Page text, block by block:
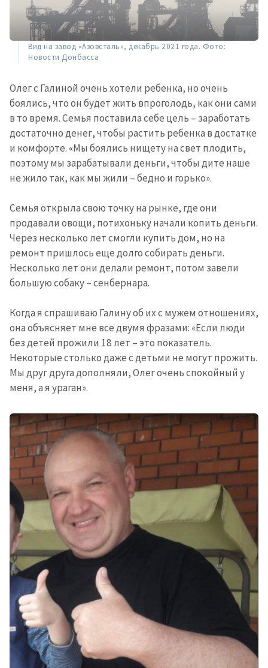
Вид на завод «Азовсталь», декабрь 2021 года. Фото:
Новости Донбасса
Олег с Галиной очень хотели ребенка, но очень
боялись, что он будет жить впроголодь, как они сами
в то время. Семья поставила себе цель – заработать
достаточно денег, чтобы растить ребенка в достатке
и комфорте. «Мы боялись нищету на свет плодить,
поэтому мы зарабатывали деньги, чтобы дите наше
не жило так, как мы жили – бедно и горько».
Семья открыла свою точку на рынке, где они
продавали овощи, потихоньку начали копить деньги.
Через несколько лет смогли купить дом, но на
ремонт пришлось еще долго собирать деньги.
Несколько лет они делали ремонт, потом завели
большую собаку – сенбернара.
Когда я спрашиваю Галину об их с мужем отношениях,
она объясняет мне все двумя фразами: «Если люди
без детей прожили 18 лет – это показатель.
Некоторые столько даже с детьми не могут прожить.
Мы друг друга дополняли, Олег очень спокойный у
меня, а я ураган».